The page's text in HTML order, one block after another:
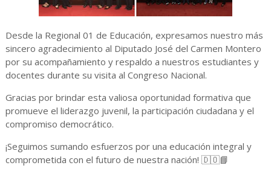
Desde la Regional 01 de Educación, expresamos nuestro más
sincero agradecimiento al Diputado José del Carmen Montero
por su acompañamiento y respaldo a nuestros estudiantes y
docentes durante su visita al Congreso Nacional.
Gracias por brindar esta valiosa oportunidad formativa que
promueve el liderazgo juvenil, la participación ciudadana y el
compromiso democrático.
¡Seguimos sumando esfuerzos por una educación integral y
comprometida con el futuro de nuestra nación! 🇩🇴📘